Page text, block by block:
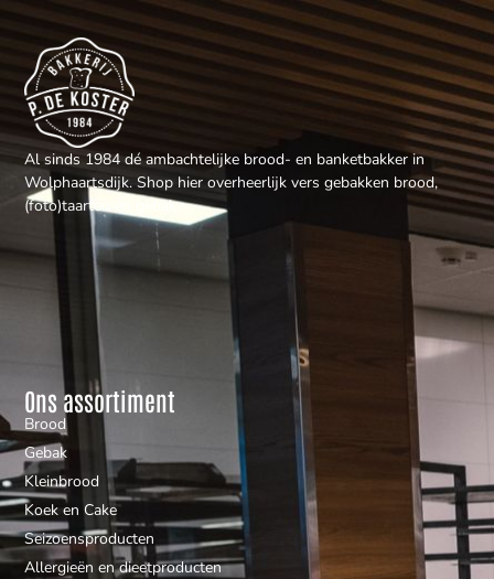
Al sinds 1984 dé ambachtelijke brood- en banketbakker in
Wolphaartsdijk. Shop hier overheerlijk vers gebakken brood,
(foto)taarten en gebak.
Ons assortiment
Brood
Gebak
Kleinbrood
Koek en Cake
Seizoensproducten
Allergieën en dieetproducten